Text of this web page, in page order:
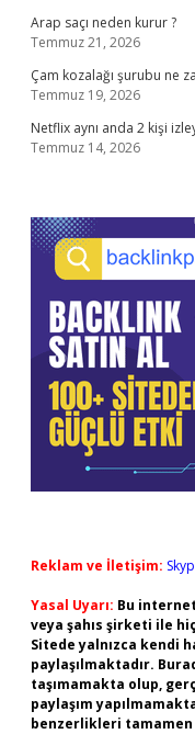
Arap saçı neden kurur ?
Temmuz 21, 2026
Çam kozalağı şurubu ne
Temmuz 19, 2026
Netflix aynı anda 2 kişi
Temmuz 14, 2026
Reklam ve İletişim:
Yasal Uyarı: Bu
veya şahıs şirketi ile
Sitede yalnızca kendi
paylaşılmaktadır.
taşımamakta olup,
paylaşım
benzerlikleri